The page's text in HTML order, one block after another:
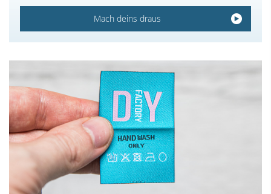
Mach deins draus